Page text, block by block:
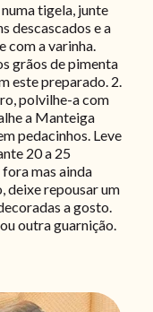
tigela, junte
descascados e a
com a varinha.
grãos de pimenta
este preparado. 2.
polvilhe-a com
a Manteiga
pedacinhos. Leve
20 a 25
mas ainda
deixe repousar um
a gosto.
outra guarnição.